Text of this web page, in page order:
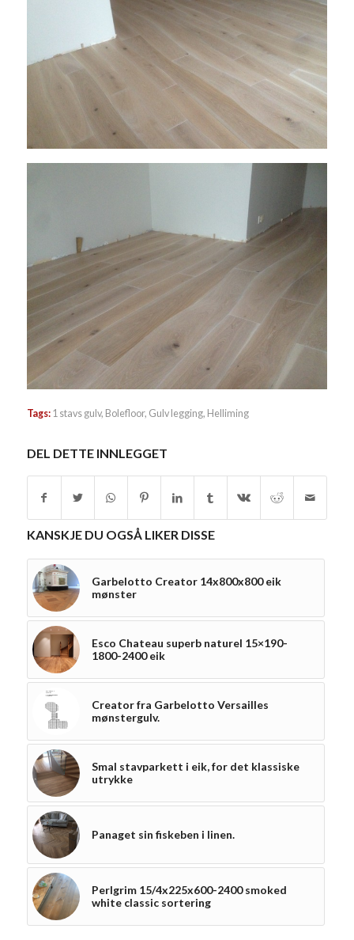
Tags: 1 stavs gulv, Bolefloor, Gulv legging, Helliming
DEL DETTE INNLEGGET
KANSKJE DU OGSÅ LIKER DISSE
Garbelotto Creator 14x800x800 eik
mønster
Esco Chateau superb naturel 15×190-
1800-2400 eik
Creator fra Garbelotto Versailles
mønstergulv.
Smal stavparkett i eik, for det klassiske
utrykke
Panaget sin fiskeben i linen.
Perlgrim 15/4x225x600-2400 smoked
white classic sortering